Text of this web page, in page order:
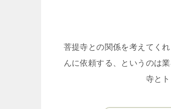
菩提寺との関係を考えてく
んに依頼する、というのは
寺と